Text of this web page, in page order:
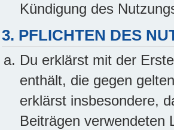
Kündigung des
3. PFLICHTEN DES
Du erklärst mit der
enthält, die gegen
erklärst insbesondere,
Beiträgen verwendeten